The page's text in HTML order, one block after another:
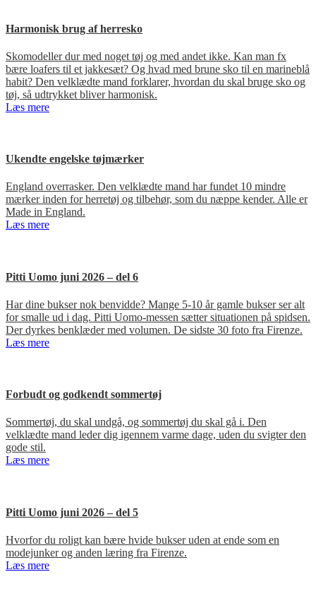
Harmonisk brug af herresko
Skomodeller dur med noget tøj og med andet ikke. Kan man fx
bære loafers til et jakkesæt? Og hvad med brune sko til en marineblå
habit? Den velklædte mand forklarer, hvordan du skal bruge sko og
tøj, så udtrykket bliver harmonisk.
Læs mere
Ukendte engelske tøjmærker
England overrasker. Den velklædte mand har fundet 10 mindre
mærker inden for herretøj og tilbehør, som du næppe kender. Alle er
Made in England.
Læs mere
Pitti Uomo juni 2026 – del 6
Har dine bukser nok benvidde? Mange 5-10 år gamle bukser ser alt
for smalle ud i dag. Pitti Uomo-messen sætter situationen på spidsen.
Der dyrkes benklæder med volumen. De sidste 30 foto fra Firenze.
Læs mere
Forbudt og godkendt sommertøj
Sommertøj, du skal undgå, og sommertøj du skal gå i. Den
velklædte mand leder dig igennem varme dage, uden du svigter den
gode stil.
Læs mere
Pitti Uomo juni 2026 – del 5
Hvorfor du roligt kan bære hvide bukser uden at ende som en
modejunker og anden læring fra Firenze.
Læs mere